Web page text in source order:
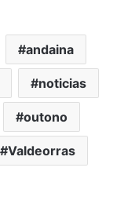
andaina
noticias
outono
Valdeorras